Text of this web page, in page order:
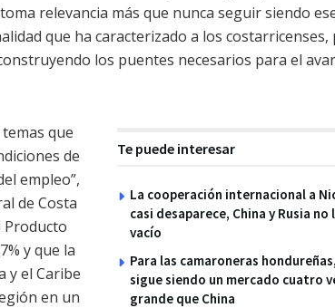
relevancia más que nunca seguir siendo
que ha caracterizado a los costarricenses,
los puentes necesarios para el
Te puede interesar
La cooperación internacional a
casi desaparece, China y Rusia no
vacío
Para las camaroneras
sigue siendo un mercado cuatro
grande que China
que
de
empleo”,
de Costa
Producto
y que la
y el Caribe
en un